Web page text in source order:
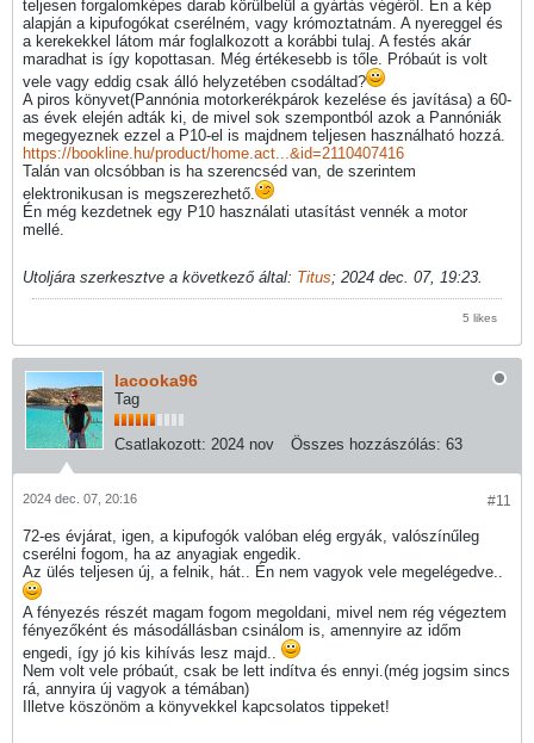
teljesen forgalomképes darab körülbelül a gyártás végéről. Én a kép
alapján a kipufogókat cserélném, vagy krómoztatnám. A nyereggel és
a kerekekkel látom már foglalkozott a korábbi tulaj. A festés akár
maradhat is így kopottasan. Még értékesebb is tőle. Próbaút is volt
vele vagy eddig csak álló helyzetében csodáltad?
A piros könyvet(Pannónia motorkerékpárok kezelése és javítása) a 60-
as évek elején adták ki, de mivel sok szempontból azok a Pannóniák
megegyeznek ezzel a P10-el is majdnem teljesen használható hozzá.
https://bookline.hu/product/home.act...&id=2110407416
Talán van olcsóbban is ha szerencséd van, de szerintem
elektronikusan is megszerezhető.
Én még kezdetnek egy P10 használati utasítást vennék a motor
mellé.
Utoljára szerkesztve a következő által: Titus; 2024 dec. 07, 19:23
5 likes
lacooka96
Tag
Csatlakozott: 2024 nov Összes hozzászólás: 63
#11
2024 dec. 07, 20:16
72-es évjárat, igen, a kipufogók valóban elég ergyák, valószínűleg
cserélni fogom, ha az anyagiak engedik.
Az ülés teljesen új, a felnik, hát.. Én nem vagyok vele megelégedve..
A fényezés részét magam fogom megoldani, mivel nem rég végeztem
fényezőként és másodállásban csinálom is, amennyire az időm
engedi, így jó kis kihívás lesz majd..
Nem volt vele próbaút, csak be lett indítva és ennyi.(még jogsim sincs
rá, annyira új vagyok a témában)
Illetve köszönöm a könyvekkel kapcsolatos tippeket!